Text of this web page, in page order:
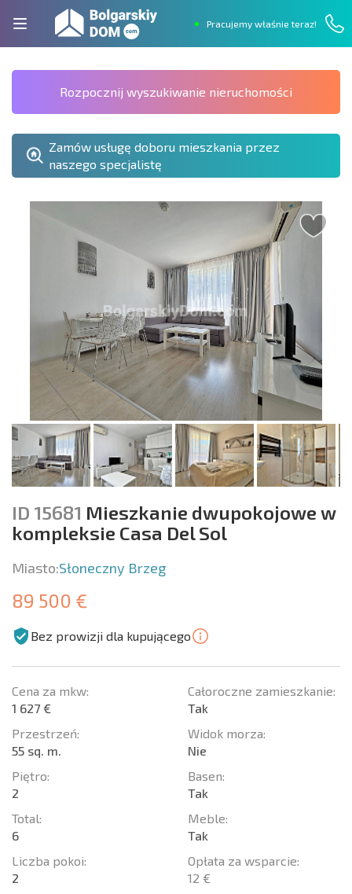
Pracujemy właśnie teraz!
Rozpocznij wyszukiwanie nieruchomości
Zamów usługę doboru mieszkania przez
naszego specjalistę
ID 15681 Mieszkanie dwupokojowe w
kompleksie Casa Del Sol
Miasto:Słoneczny Brzeg
89 500 €
Bez prowizji dla kupującego
Cena za mkw:
1 627 €
Przestrzeń:
55 sq. m.
Piętro:
2
Total:
6
Liczba pokoi:
2
Całoroczne zamieszkanie:
Tak
Widok morza:
Nie
Basen:
Tak
Meble:
Tak
Opłata za wsparcie:
12 €